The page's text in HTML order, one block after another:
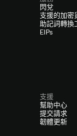
閃兌
支援的加密
助記詞轉換
EIPs
支援
幫助中心
提交請求
韌體更新